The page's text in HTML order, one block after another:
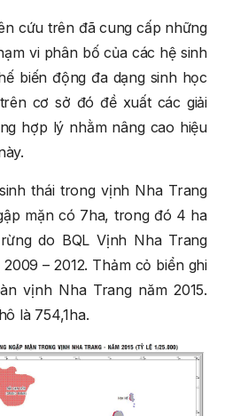
cứu trên đã cung cấp những
vi phân bố của các hệ sinh
biến động đa dạng sinh học
cơ sở đó đề xuất các giải
hợp lý nhằm nâng cao hiệu
thái trong vịnh Nha Trang
mặn có 7ha, trong đó 4 ha
do BQL Vịnh Nha Trang
– 2012. Thảm cỏ biển ghi
vịnh Nha Trang năm 2015.
là 754,1ha.